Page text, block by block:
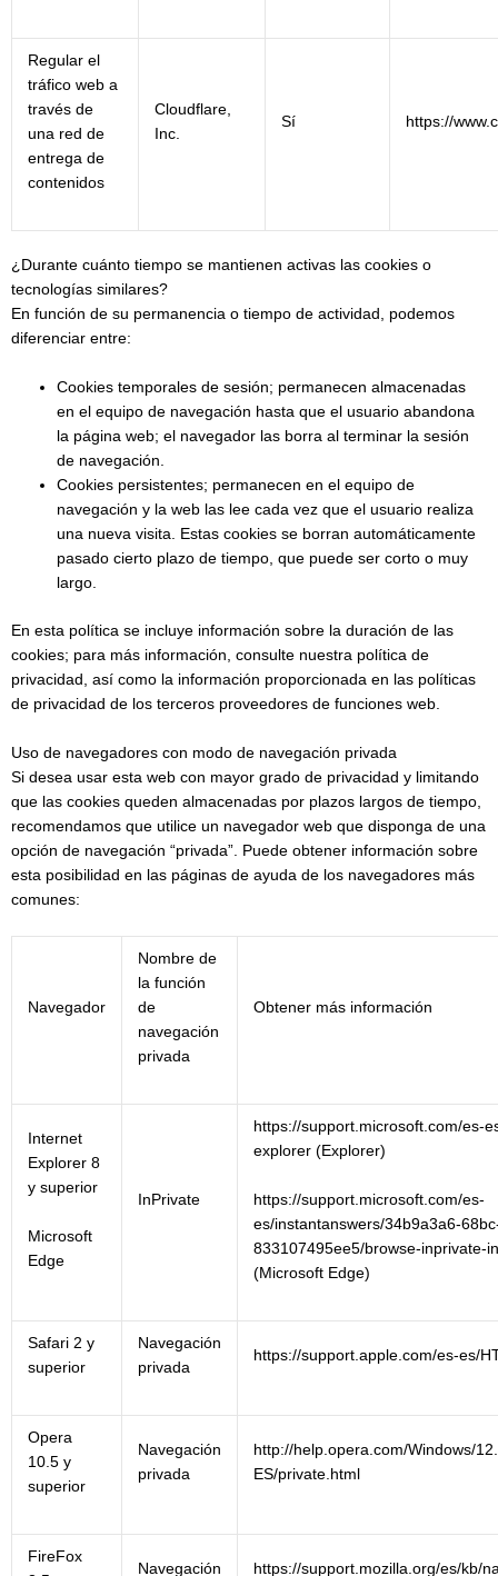
Regular el
tráfico web a
través de
una red de
entrega de
contenidos
Cloudflare,
Inc.
Sí https://
¿Durante cuánto tiempo se mantienen activas las cookies o
tecnologías similares?
En función de su permanencia o tiempo de actividad, podemos
diferenciar entre:
Cookies temporales de sesión; permanecen almacenadas
en el equipo de navegación hasta que el usuario abandona
la página web; el navegador las borra al terminar la sesión
de navegación.
Cookies persistentes; permanecen en el equipo de
navegación y la web las lee cada vez que el usuario realiza
una nueva visita. Estas cookies se borran automáticamente
pasado cierto plazo de tiempo, que puede ser corto o muy
largo.
En esta política se incluye información sobre la duración de las
cookies; para más información, consulte nuestra política de
privacidad, así como la información proporcionada en las políticas
de privacidad de los terceros proveedores de funciones web.
Uso de navegadores con modo de navegación privada
Si desea usar esta web con mayor grado de privacidad y limitando
que las cookies queden almacenadas por plazos largos de tiempo,
recomendamos que utilice un navegador web que disponga de una
opción de navegación “privada”. Puede obtener información sobre
esta posibilidad en las páginas de ayuda de los navegadores más
comunes:
Navegador
Nombre de
la función
de
navegación
privada
Obtener más información
Internet
Explorer 8
y superior
Microsoft
Edge
InPrivate
https://support.microsoft.com/es-
explorer (Explorer)
https://support.microsoft.com/es-
es/instantanswers/34b9a3a6-
833107495ee5/browse-inprivate-
(Microsoft Edge)
Safari 2 y
superior
Navegación
privada
https://support.apple.com/es-es/
Opera
10.5 y
superior
Navegación
privada
http://help.opera.com/Windows/
ES/private.html
FireFox
Navegación https://support.mozilla.org/es/kb/